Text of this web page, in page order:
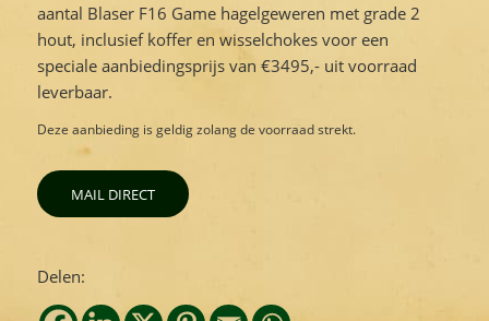
aantal Blaser F16 Game hagelgeweren met grade 2
hout, inclusief koffer en wisselchokes voor een
speciale aanbiedingsprijs van €3495,- uit voorraad
leverbaar.
Deze aanbieding is geldig zolang de voorraad strekt.
MAIL DIRECT
Delen: